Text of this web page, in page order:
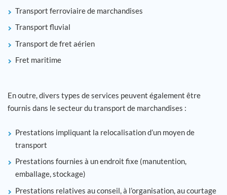
Transport ferroviaire de marchandises
Transport fluvial
Transport de fret aérien
Fret maritime
En outre, divers types de services peuvent également être
fournis dans le secteur du transport de marchandises :
Prestations impliquant la relocalisation d’un moyen de
transport
Prestations fournies à un endroit fixe (manutention,
emballage, stockage)
Prestations relatives au conseil, à l’organisation, au courtage